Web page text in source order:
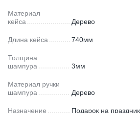
Материал
кейса
Дерево
Длина кейса 740мм
Толщина
шампура
3мм
Материал ручки
шампура
Дерево
Назначение Подарок на